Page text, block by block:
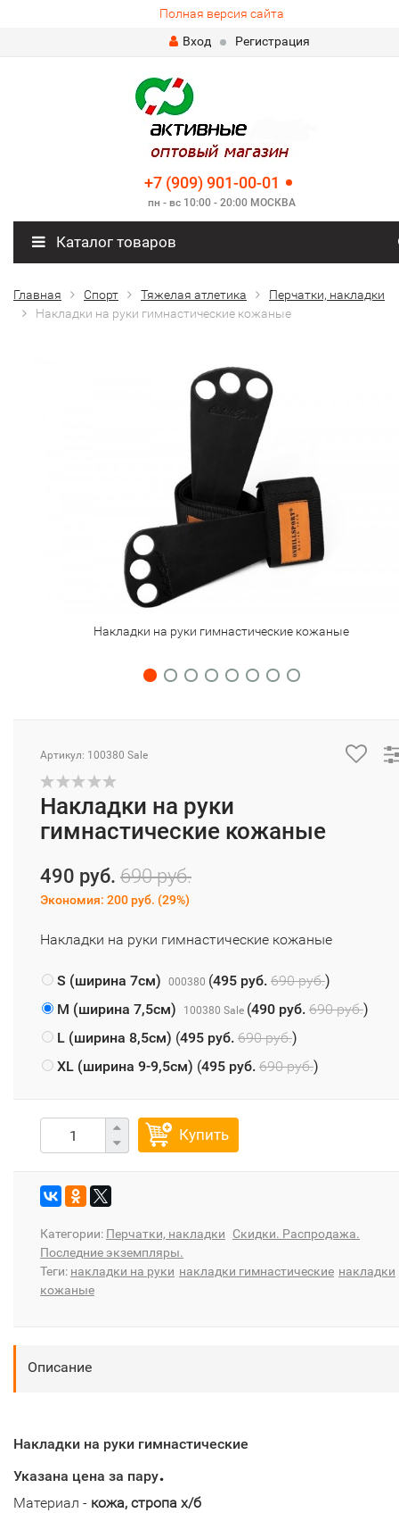
Полная версия сайта
Вход
Регистрация
+7 (909) 901-00-01
пн - вс 10:00 - 20:00 МОСКВА
Каталог товаров
Главная Спорт Тяжелая атлетика
Перчатки, накладки
Накладки на руки гимнастические кожаные
Накладки на руки гимнастические кожаные
Артикул: 100380 Sale
Накладки на руки
гимнастические кожаные
490 руб. 690 руб.
Экономия: 200 руб. (29%)
Накладки на руки гимнастические кожаные
S (ширина 7см) 000380 (495 руб. 690 руб.)
M (ширина 7,5см)
100380 Sale (490 руб. 690 руб.)
L (ширина 8,5см) (495 руб. 690 руб.)
XL (ширина 9-9,5см) (495 руб. 690 руб.)
Купить
Категории: Перчатки, накладки
Скидки. Распродажа.
Последние экземпляры.
Теги: накладки на руки накладки гимнастические накладки
кожаные
Описание
Накладки на руки гимнастические
Указана цена за пару.
Материал - кожа, стропа х/б